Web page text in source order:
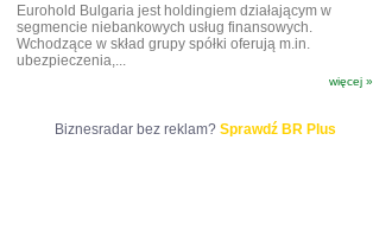
Eurohold Bulgaria jest holdingiem działającym w
segmencie niebankowych usług finansowych.
Wchodzące w skład grupy spółki oferują m.in.
ubezpieczenia,...
więcej »
Biznesradar bez reklam? Sprawdź BR Plus